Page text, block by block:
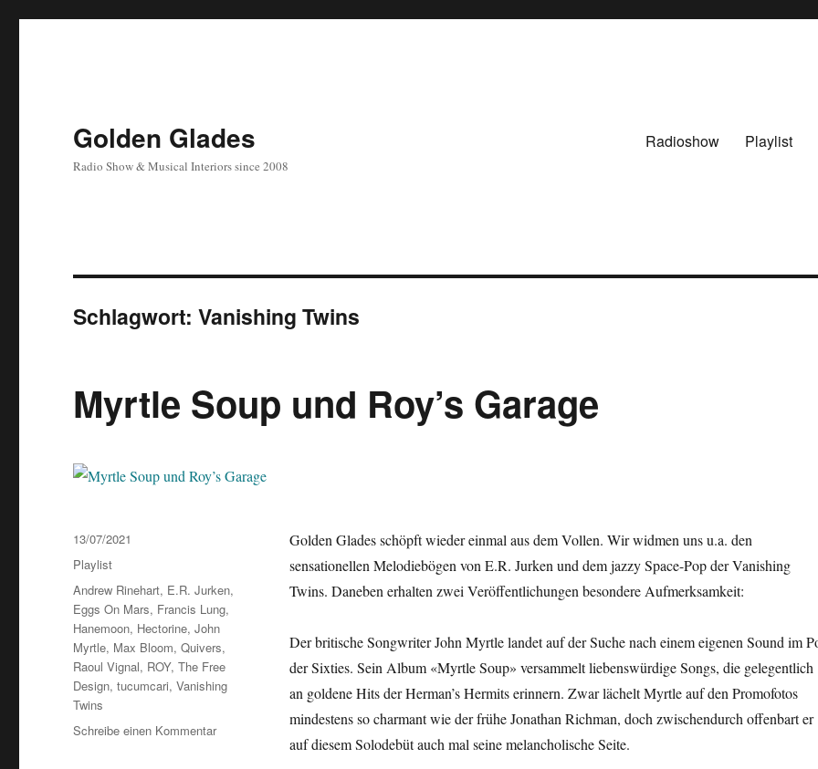
Golden Glades
Radio Show & Musical Interiors since 2008
Radioshow Playlist
Schlagwort:Vanishing Twins
Myrtle Soup und Roy’s Garage
Golden Glades schöpft wieder einmal aus dem Vollen. Wir widmen uns u.a. den
sensationellen Melodiebögen von E.R. Jurken und dem jazzy Space-Pop der Vanishing
Twins. Daneben erhalten zwei Veröffentlichungen besondere Aufmerksamkeit:
Der britische Songwriter John Myrtle landet auf der Suche nach einem eigenen Sound im
der Sixties. Sein Album «Myrtle Soup» versammelt liebenswürdige Songs, die gelegentlich
an goldene Hits der Herman’s Hermits erinnern. Zwar lächelt Myrtle auf den Promofotos
mindestens so charmant wie der frühe Jonathan Richman, doch zwischendurch offenbart er
auf diesem Solodebüt auch mal seine melancholische Seite.
Veröffentlicht
am
13/07/2021
Kategorien
Playlist
Schlagwörter
Andrew Rinehart, E.R. Jurken,
Eggs On Mars, Francis Lung,
Hanemoon, Hectorine,John
Myrtle, Max Bloom,Quivers,
Raoul Vignal, ROY,The Free
Design,tucumcari,Vanishing
Twins
Schreibe einen Kommentarzu